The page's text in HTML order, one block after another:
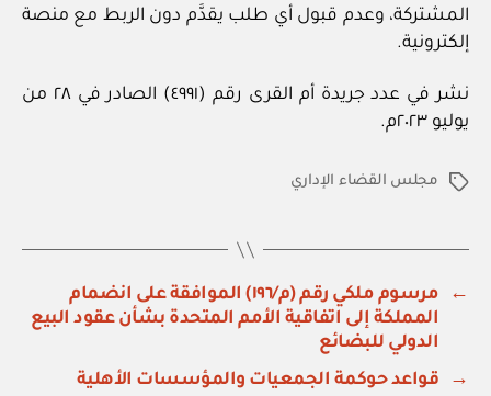
المشتركة، وعدم قبول أي طلب يقدَّم دون الربط مع منصة
إلكترونية.
نشر في عدد جريدة أم القرى رقم (٤٩٩١) الصادر في ٢٨ من
يوليو ٢٠٢٣م.
الوسوممجلس القضاء الإداري
←
مرسوم ملكي رقم (م/١٩٦) الموافقة على انضمام
المملكة إلى اتفاقية الأمم المتحدة بشأن عقود البيع
الدولي للبضائع
→
قواعد حوكمة الجمعيات والمؤسسات الأهلية